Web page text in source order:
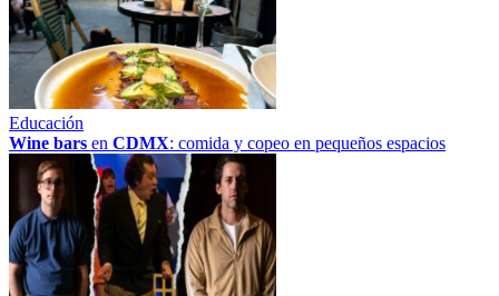
Educación
Wine bars en CDMX: comida y copeo en pequeños espacios